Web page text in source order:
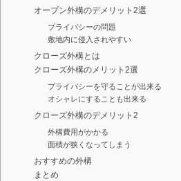
オープン外構のデメリット2選
プライバシーの問題
敷地内に侵入されやすい
クローズ外構とは
クローズ外構のメリット2選
プライバシーを守ることが出来る
オシャレにすることも出来る
クローズ外構のデメリット2
外構費用がかかる
面積が狭くなってしまう
おすすめの外構
まとめ